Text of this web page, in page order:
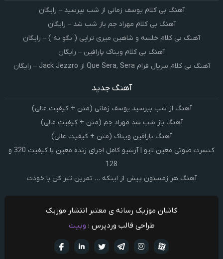
آهنگ بی کلام یوسف زمانی از شب بپرسید – رایگان
آهنگ بی کلام مهراد جم باز شب شد – رایگان
آهنگ بی کلام خلسه و شاهین میری تراپی ( نگو نه ) – رایگان
آهنگ بی کلام ویناک پارافین – رایگان
آهنگ بی کلام سریال فرام Que Sera, Sera از Jack Jezzro – رایگان
آهنگ جدید
آهنگ از شب بپرسید یوسف زمانی (متن + کیفیت عالی)
آهنگ باز شب شد مهراد جم (متن + کیفیت عالی)
آهنگ پارافین ویناک (متن + کیفیت عالی)
کنسرت صوتی معین لایو | آرشیو کامل اجرای زنده معین با کیفیت 320 و
128
آهنگ هر زمستون پیش از اینکه … تمرین تبر کن با خودت
کاشان موزیک رسانه ی معتبر انتشار موزیک
طراحی قالب وردپرس : وبیت
تويتر تلگرام
اینستاگرام آپارات